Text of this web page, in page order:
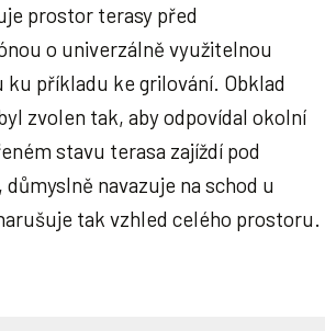
prostor terasy před
o univerzálně využitelnou
ku příkladu ke grilování. Obklad
zvolen tak, aby odpovídal okolní
stavu terasa zajíždí pod
navazuje na schod u
tak vzhled celého prostoru.